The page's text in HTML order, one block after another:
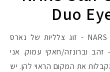
Duo
NARS Star Sailor Duo Eyeshadow - זוג צלליות של נארס
זהב וברונזה/חאקי עמוק. אני
את המקום הראוי להן. יש